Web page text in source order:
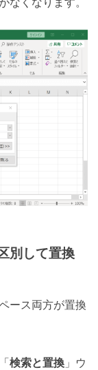
なくなります。
別して置換
ース両方が置換
検索と置換 」ウ